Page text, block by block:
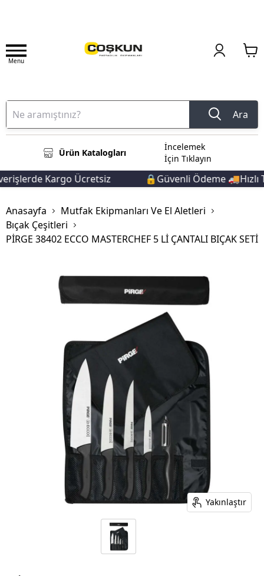
Menu
Ara
Ürün Katalogları
İncelemek
İçin Tıklayın
Kargo Ücretsiz 🔒Güvenli Ödeme 🚚Hızlı
Anasayfa
Mutfak Ekipmanları Ve El Aletleri
Bıçak Çeşitleri
PİRGE 38402 ECCO MASTERCHEF 5 Lİ ÇANTALI BIÇAK SETİ
Yakınlaştır